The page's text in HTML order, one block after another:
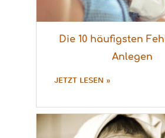
Die 10 häufigsten
Anlegen
JETZT LESEN »